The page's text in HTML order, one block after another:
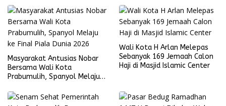
Masyarakat Antusias Nobar
Bersama Wali Kota
Prabumulih, Spanyol Melaju
Wali Kota H Arlan Melepas
Sebanyak 169 Jemaah Calon
Haji di Masjid Islamic Center